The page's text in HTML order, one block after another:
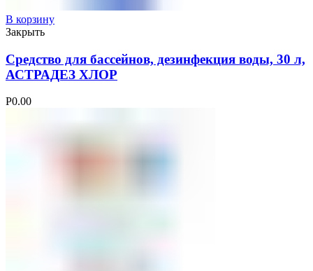
В корзину
Закрыть
Средство для бассейнов, дезинфекция воды, 30 л,
АСТРАДЕЗ ХЛОР
Р0.00